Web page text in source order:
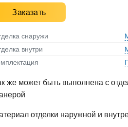
Заказать
снаружи
внутри
же может быть выполнена с
отделки наружной и